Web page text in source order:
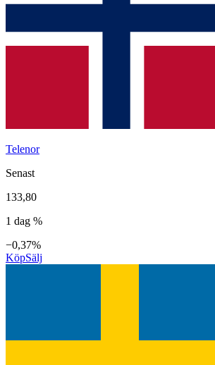
Telenor
Senast
133,80
1 dag %
−0,37%
KöpSälj